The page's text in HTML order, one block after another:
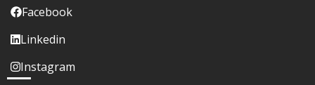
Facebook
Linkedin
Instagram